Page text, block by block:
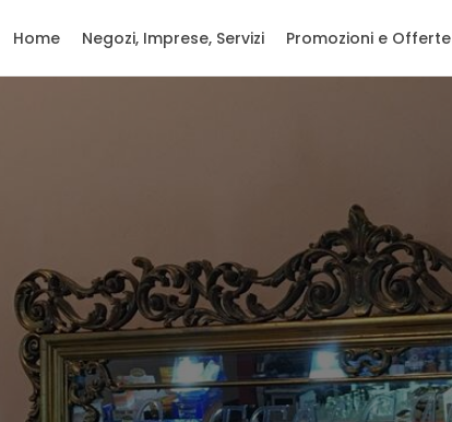
Home Negozi, Imprese, Servizi Promozioni e Offerte